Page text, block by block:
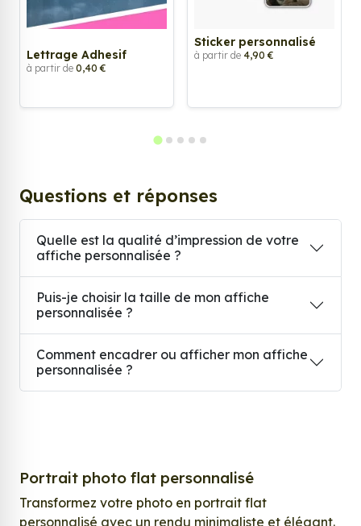
Lettrage Adhesif
à partir de 0,40 €
Sticker personnalisé
à partir de 4,90 €
Questions et réponses
Quelle est la qualité d’impression de votre
affiche personnalisée ?
Puis-je choisir la taille de mon affiche
personnalisée ?
Comment encadrer ou afficher mon affiche
personnalisée ?
Portrait photo flat personnalisé
Transformez votre photo en portrait flat
personnalisé avec un rendu minimaliste et élégant.